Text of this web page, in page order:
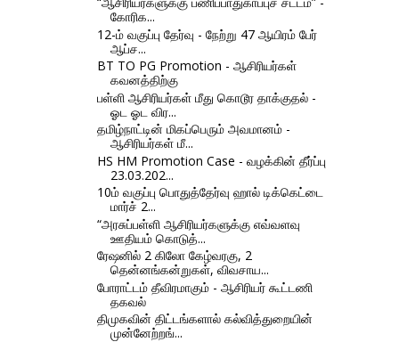
கோரிக...
12-ம் வகுப்பு தேர்வு - நேற்று 47 ஆயிரம் பேர்
ஆப்ச...
BT TO PG Promotion - ஆசிரியர்கள்
கவனத்திற்கு
பள்ளி ஆசிரியர்கள் மீது கொடூர தாக்குதல் -
ஓட ஓட விர...
தமிழ்நாட்டின் மிகப்பெரும் அவமானம் -
ஆசிரியர்கள் மீ...
HS HM Promotion Case - வழக்கின் தீர்ப்பு
23.03.202...
10ம் வகுப்பு பொதுத்தேர்வு ஹால் டிக்கெட்டை
மார்ச் 2...
“அரசுப்பள்ளி ஆசிரியர்களுக்கு எவ்வளவு
ஊதியம் கொடுத்...
ரேஷனில் 2 கிலோ கேழ்வரகு, 2
தென்னங்கன்றுகள், விவசாய...
போராட்டம் தீவிரமாகும் - ஆசிரியர் கூட்டணி
தகவல்
திமுகவின் திட்டங்களால் கல்வித்துறையின்
முன்னேற்றங்...